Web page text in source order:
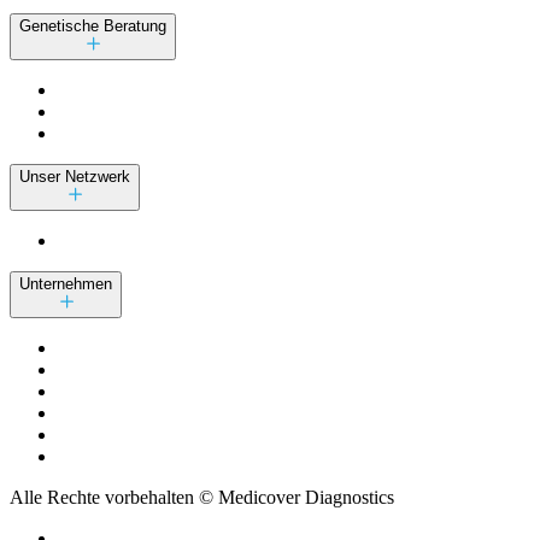
Genetische Beratung
Unser Netzwerk
Unternehmen
Alle Rechte vorbehalten © Medicover Diagnostics